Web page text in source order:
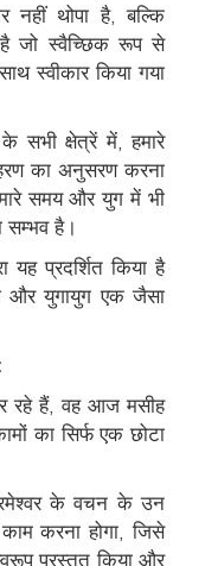
नहीं थोपा है, बल्कि
है जो स्वैच्छिक रूप से
स्वीकार किया गया
सभी क्षेत्रें में, हमारे
का अनुसरण करना
समय और युग में भी
सम्भव है।
यह प्रदर्शित किया है
और युगायुग एक जैसा
रहे हैं, वह आज मसीह
का सिर्फ एक छोटा
के वचन के उन
करना होगा, जिसे
प्रस्तुत किया और